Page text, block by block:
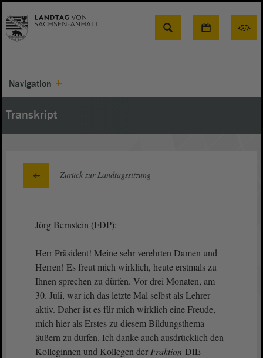
Suche
Navigation
Transkript
Zurück zur Landtagssitzung
Jörg Bernstein (FDP):
Herr Präsident! Meine sehr verehrten Damen und
Herren! Es freut mich wirklich, heute erstmals zu
Ihnen sprechen zu dürfen. Vor drei Monaten, am
30. Juli, war ich das letzte Mal selbst als Lehrer
aktiv. Daher ist es für mich wirklich eine Freude,
mich hier als Erstes zu diesem Bildungsthema
äußern zu dürfen. Ich danke auch ausdrücklich den
Kolleginnen und Kollegen der Fraktion DIE